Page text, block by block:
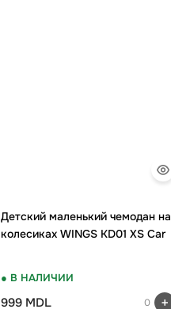
Детский маленький чемодан на
колесиках WINGS KD01 XS Car
● В НАЛИЧИИ
999 MDL 0